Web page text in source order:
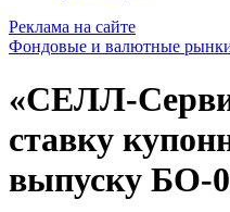
Реклама на сайте
Фондовые и валютные
«СЕЛЛ-
ставку
выпуску БО-